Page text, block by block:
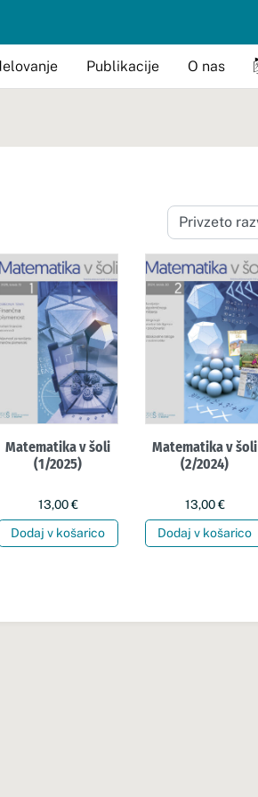
Publikacije O nas
Matematika v šoli
(1/2025)
13,00€
Dodaj v košarico
Matematika v šoli
(2/2024)
13,00€
Dodaj v košarico